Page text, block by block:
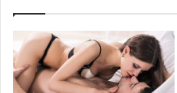
с
т
о
ы
х
п